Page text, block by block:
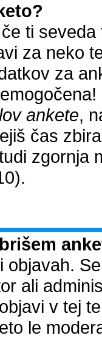
ti
za neko
za
ankete,
čas
zgornja
objavah.
ali
v tej
le